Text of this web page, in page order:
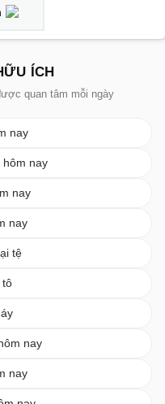
ÍCH
quan tâm mỗi ngày
nay
nay
nay
nay
tệ
tô
nay
nay